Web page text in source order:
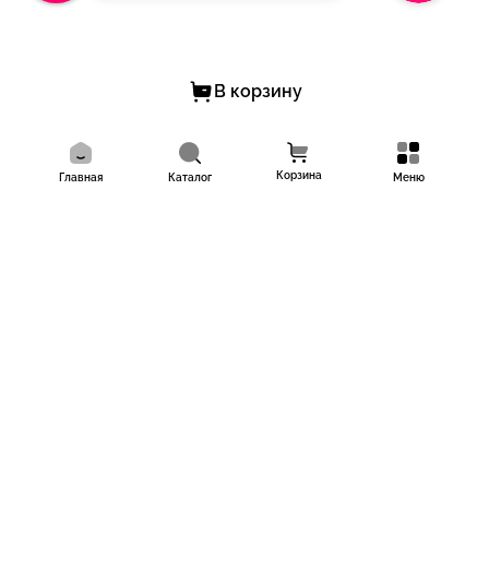
В корзину
Главная Каталог Корзина Меню